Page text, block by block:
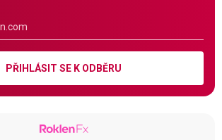
PŘIHLÁSIT SE K ODBĚRU